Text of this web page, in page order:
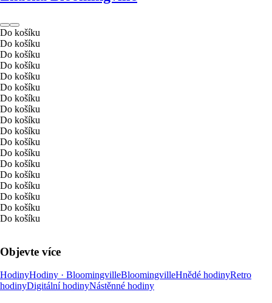
Do košíku
Do košíku
Do košíku
Do košíku
Do košíku
Do košíku
Do košíku
Do košíku
Do košíku
Do košíku
Do košíku
Do košíku
Do košíku
Do košíku
Do košíku
Do košíku
Do košíku
Do košíku
Objevte více
HodinyHodiny · BloomingvilleBloomingvilleHnědé hodinyRetro
hodinyDigitální hodinyNástěnné hodiny